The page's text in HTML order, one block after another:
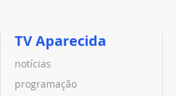
TV Aparecida
notícias
programação